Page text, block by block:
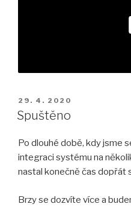
PUBLIKOVÁNO
29. 4. 2020
Spuštěno
Po dlouhé době, kdy jsme
integraci systému na
nastal konečně čas dopřát
Brzy se dozvíte více a